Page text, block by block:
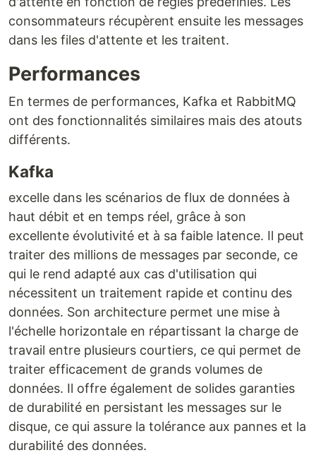
consommateurs récupèrent ensuite les messages
dans les files d'attente et les traitent.
Performances
En termes de performances, Kafka et RabbitMQ
ont des fonctionnalités similaires mais des atouts
différents.
Kafka
excelle dans les scénarios de flux de données à
haut débit et en temps réel, grâce à son
excellente évolutivité et à sa faible latence. Il peut
traiter des millions de messages par seconde, ce
qui le rend adapté aux cas d'utilisation qui
nécessitent un traitement rapide et continu des
données. Son architecture permet une mise à
l'échelle horizontale en répartissant la charge de
travail entre plusieurs courtiers, ce qui permet de
traiter efficacement de grands volumes de
données. Il offre également de solides garanties
de durabilité en persistant les messages sur le
disque, ce qui assure la tolérance aux pannes et la
durabilité des données.